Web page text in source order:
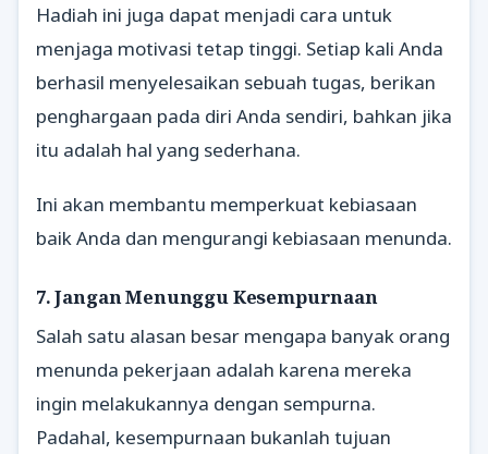
Hadiah ini juga dapat menjadi cara untuk
menjaga motivasi tetap tinggi. Setiap kali Anda
berhasil menyelesaikan sebuah tugas, berikan
penghargaan pada diri Anda sendiri, bahkan jika
itu adalah hal yang sederhana.
Ini akan membantu memperkuat kebiasaan
baik Anda dan mengurangi kebiasaan menunda.
7. Jangan Menunggu Kesempurnaan
Salah satu alasan besar mengapa banyak orang
menunda pekerjaan adalah karena mereka
ingin melakukannya dengan sempurna.
Padahal, kesempurnaan bukanlah tujuan